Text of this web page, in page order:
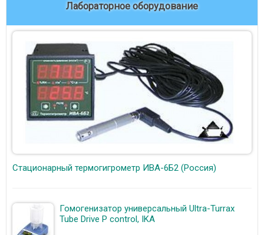
Лабораторное оборудование
Стационарный термогигрометр ИВА-6Б2 (Россия)
Гомогенизатор универсальный Ultra-Turrax
Tube Drive P control, IKA